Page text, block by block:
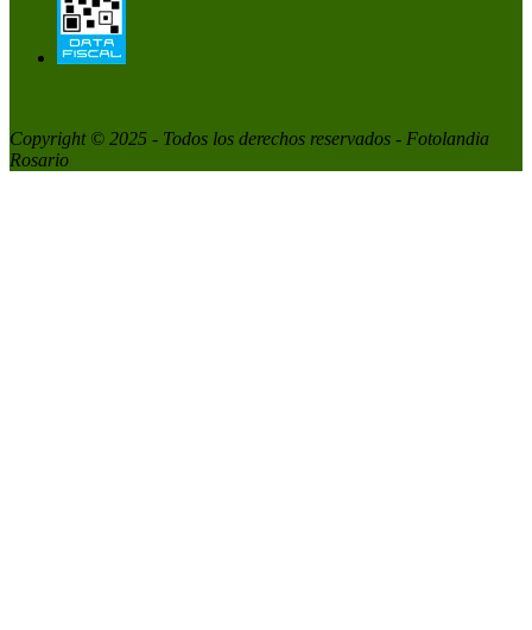
Copyright © 2025 - Todos los derechos reservados - Fotolandia
Rosario